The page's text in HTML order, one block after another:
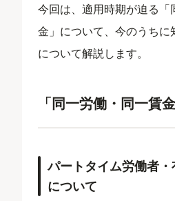
今回は、適用時期が迫る「
金」について、今のうちに
について解説します。
「同一労働・同一賃
パートタイム労働者
について